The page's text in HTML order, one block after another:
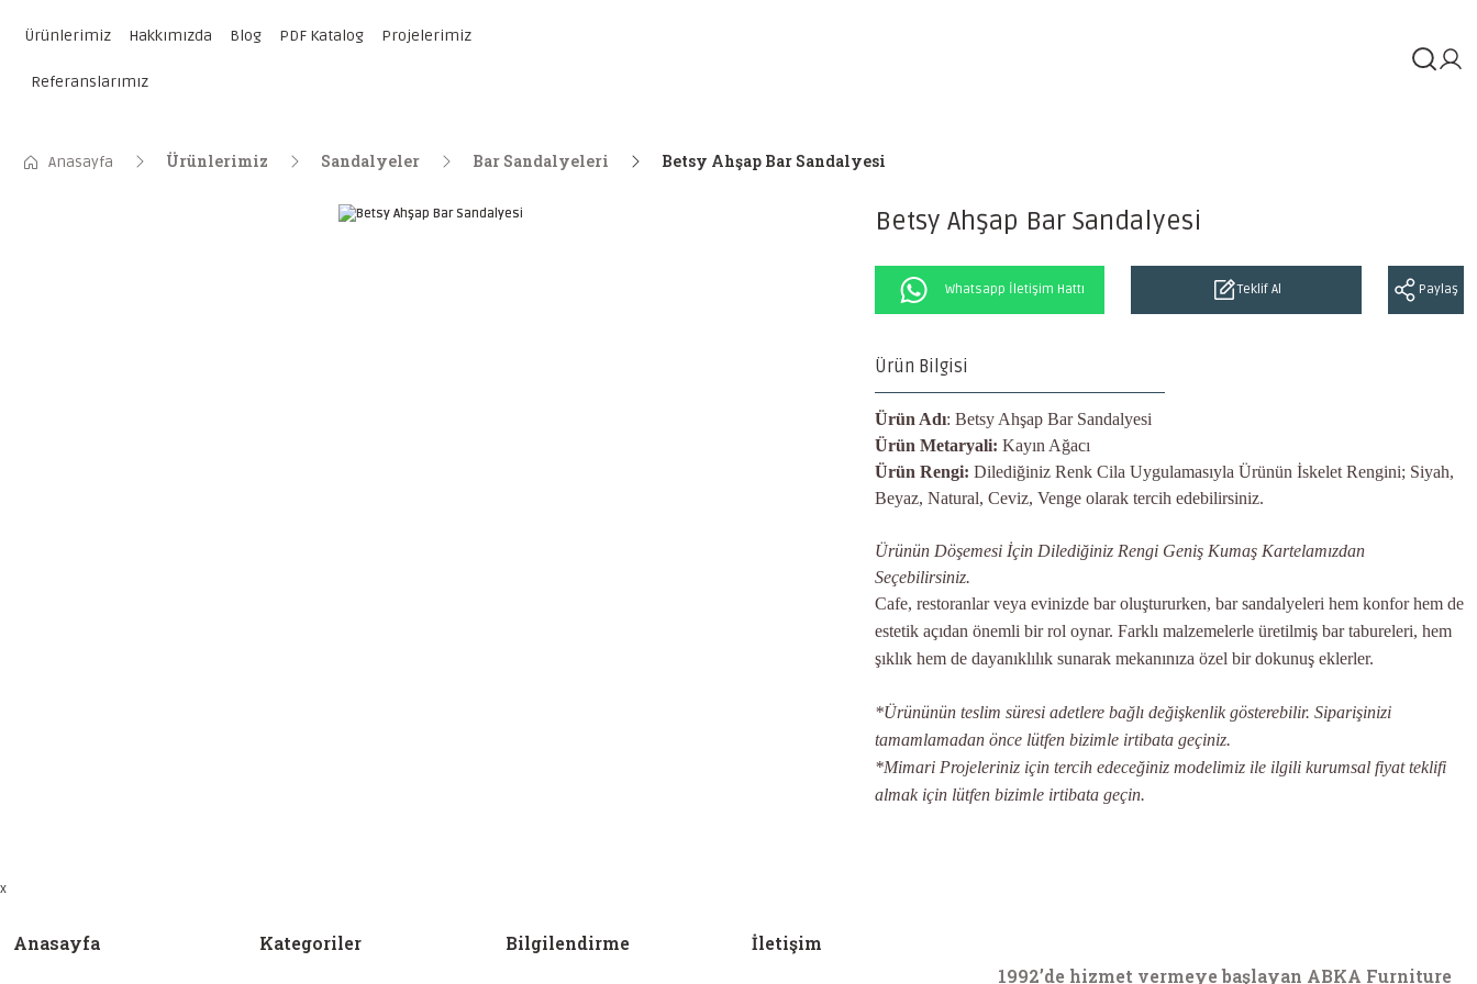
Ürünlerimiz Hakkımızda Blog PDF Katalog Projelerimiz
Referanslarımız
Anasayfa Ürünlerimiz Sandalyeler Bar Sandalyeleri Betsy Ahşap Bar Sandalyesi
Betsy Ahşap Bar Sandalyesi
Whatsapp İletişim Hattı Teklif Al Paylaş
Ürün Bilgisi
Ürün Adı: Betsy Ahşap Bar Sandalyesi
Ürün Metaryali: Kayın Ağacı
Ürün Rengi: Dilediğiniz Renk Cila Uygulamasıyla Ürünün İskelet Rengini; Siyah,
Beyaz, Natural, Ceviz, Venge olarak tercih edebilirsiniz.
Ürünün Döşemesi İçin Dilediğiniz Rengi Geniş Kumaş Kartelamızdan
Seçebilirsiniz.
Cafe, restoranlar veya evinizde bar oluştururken, bar sandalyeleri hem konfor hem de
estetik açıdan önemli bir rol oynar. Farklı malzemelerle üretilmiş bar tabureleri, hem
şıklık hem de dayanıklılık sunarak mekanınıza özel bir dokunuş eklerler.
*Ürününün teslim süresi adetlere bağlı değişkenlik gösterebilir. Siparişinizi
tamamlamadan önce lütfen bizimle irtibata geçiniz.
*Mimari Projeleriniz için tercih edeceğiniz modelimiz ile ilgili kurumsal fiyat teklifi
almak için lütfen bizimle irtibata geçin.
x
Anasayfa Kategoriler Bilgilendirme
İletişim
1992’de hizmet vermeye başlayan ABKA Furniture